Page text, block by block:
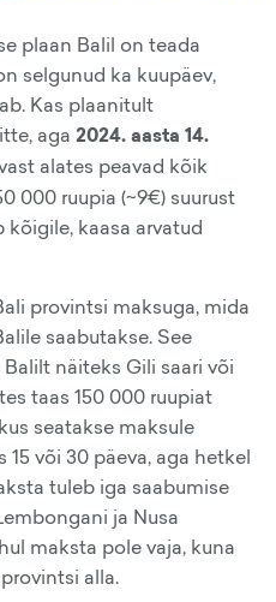
plaan Balil on teada
selgunud ka kuupäev,
Kas plaanitult
aga 2024. aasta 14.
alates peavad kõik
000 ruupia (~9€) suurust
kaasa arvatud
provintsi maksuga, mida
saabutakse. See
näiteks Gili saari või
taas 150 000 ruupiat
seatakse maksule
või 30 päeva, aga hetkel
tuleb iga saabumise
ja Nusa
maksta pole vaja, kuna
alla.